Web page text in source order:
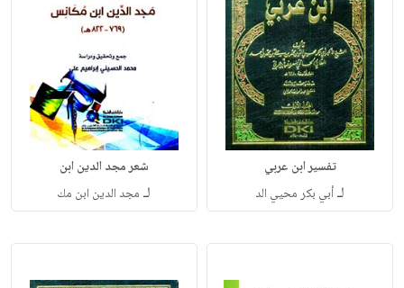
تفسير ابن عربي
لـأبي بكر محيي الد
شعر مجد الدين ابن
لـ مجد الدين ابن مك